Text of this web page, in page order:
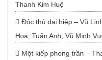
Thanh Kim Huệ
Độc thủ đại hiệp – Vũ
Hoa, Tuấn Anh, Vũ Minh
Một kiếp phong trần –